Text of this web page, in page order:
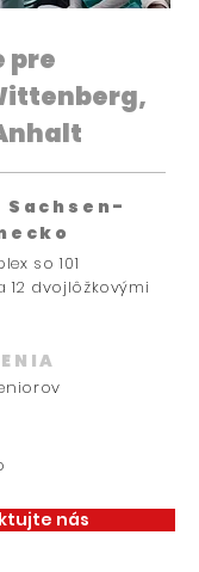
pre
so 101
12 dvojlôžkovými
nás